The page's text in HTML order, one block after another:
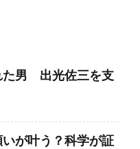
た男 出光佐三を支
が叶う？科学が証